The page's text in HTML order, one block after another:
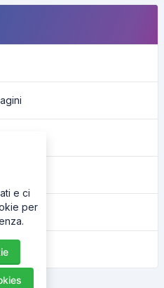
e ci
per